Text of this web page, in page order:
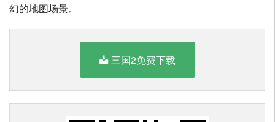
幻的地图场景。
三国2免费下载